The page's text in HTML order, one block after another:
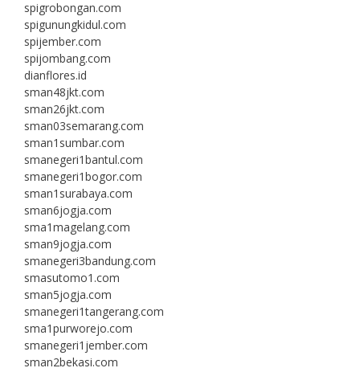
spigrobongan.com
spigunungkidul.com
spijember.com
spijombang.com
dianflores.id
sman48jkt.com
sman26jkt.com
sman03semarang.com
sman1sumbar.com
smanegeri1bantul.com
smanegeri1bogor.com
sman1surabaya.com
sman6jogja.com
sma1magelang.com
sman9jogja.com
smanegeri3bandung.com
smasutomo1.com
sman5jogja.com
smanegeri1tangerang.com
sma1purworejo.com
smanegeri1jember.com
sman2bekasi.com